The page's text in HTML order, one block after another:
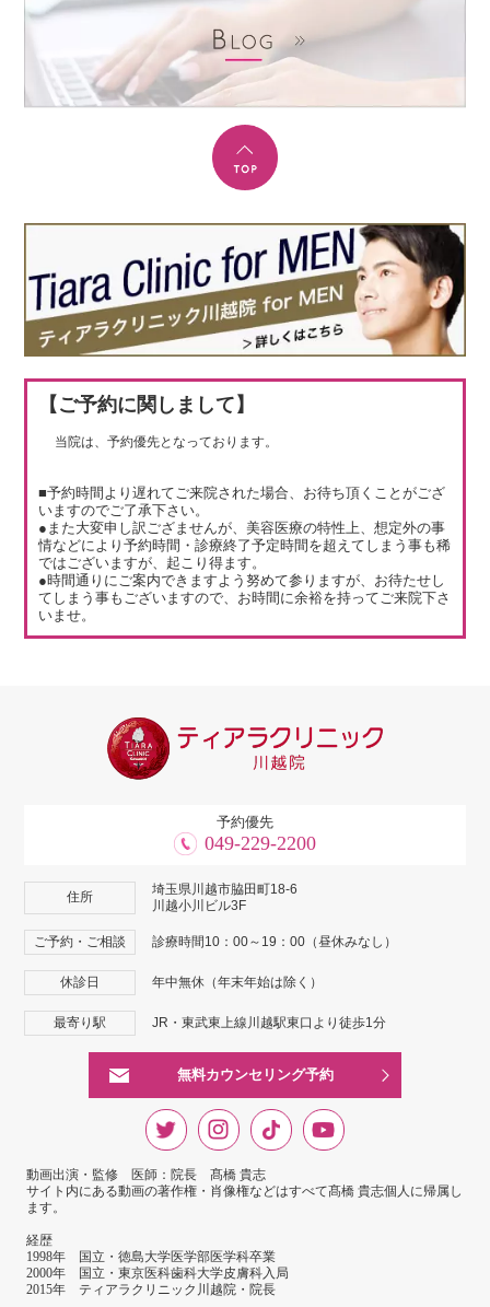
【ご予約に関しまして】
当院は、予約優先となっております。
■予約時間より遅れてご来院された場合、お待ち頂くことがござ
いますのでご了承下さい。
●また大変申し訳ござませんが、美容医療の特性上、想定外の事
情などにより予約時間・診療終了予定時間を超えてしまう事も稀
ではございますが、起こり得ます。
●時間通りにご案内できますよう努めて参りますが、お待たせし
てしまう事もございますので、お時間に余裕を持ってご来院下さ
いませ。
予約優先
049-229-2200
住所
埼玉県川越市脇田町18-6
川越小川ビル3F
ご予約・ご相談 診療時間10：00～19：00（昼休みなし）
休診日 年中無休（年末年始は除く）
最寄り駅 JR・東武東上線川越駅東口より徒歩1分
無料カウンセリング予約
動画出演・監修 医師：院長 髙橋 貴志
サイト内にある動画の著作権・肖像権などはすべて髙橋 貴志個人に帰属し
ます。
経歴
1998年 国立・徳島大学医学部医学科卒業
2000年 国立・東京医科歯科大学皮膚科入局
2015年 ティアラクリニック川越院・院長